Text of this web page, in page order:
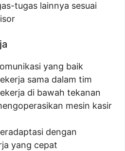
tugas lainnya sesuai
yang baik
sama dalam tim
di bawah tekanan
mesin kasir
dengan
yang cepat